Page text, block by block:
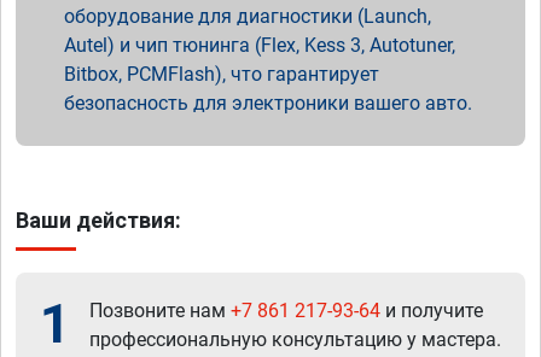
оборудование для диагностики (Launch,
Autel) и чип тюнинга (Flex, Kess 3, Autotuner,
Bitbox, PCMFlash), что гарантирует
безопасность для электроники вашего авто.
Ваши действия:
1 Позвоните нам +7 861 217-93-64 и получите
профессиональную консультацию у мастера.